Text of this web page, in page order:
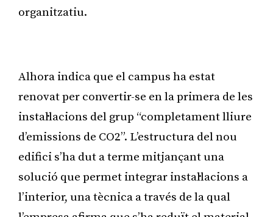
organitzatiu.
Alhora indica que el campus ha estat
renovat per convertir-se en la primera de les
instal·lacions del grup “completament lliure
d’emissions de CO2”. L’estructura del nou
edifici s’ha dut a terme mitjançant una
solució que permet integrar instal·lacions a
l’interior, una tècnica a través de la qual